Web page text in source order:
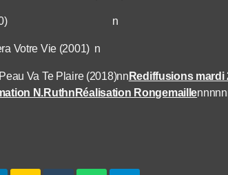
Paris (1990) n
Votre Vie (2001) n
Va Te Plaire (2018)nn Rediffusions mardi
N.Ruthn Réalisation Rongemaille